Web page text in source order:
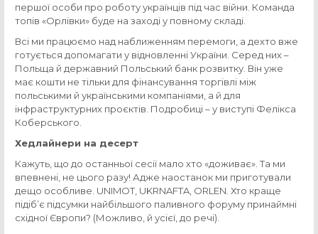
першої особи про роботу українців під час війни. Команда
топів «Орлівки» буде на заході у повному складі.
Всі ми працюємо над наближенням перемоги, а дехто вже
готується допомагати у відновленні України. Серед них –
Польща й державний Польський банк розвитку. Він уже
має кошти не тільки для фінансування торгівлі між
польськими й українськими компаніями, а й для
інфраструктурних проєктів. Подробиці – у виступі Фелікса
Коберського.
Хедлайнери на десерт
Кажуть, що до останньої сесії мало хто «доживає». Та ми
впевнені, не цього разу! Адже наостанок ми приготували
дещо особливе. UNIMOT, UKRNAFTA, ORLEN. Хто краще
підіб’є підсумки найбільшого паливного форуму принаймні
східної Європи? (Можливо, й усієї, до речі).